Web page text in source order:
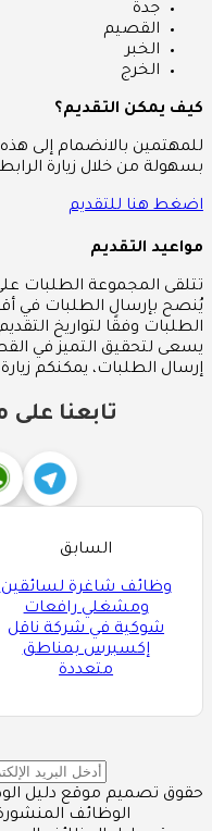
جدة
القصيم
الخبر
الخرج
كيف يمكن التقديم؟
للمهتمين بالانضمام إلى
بسهولة من خلال زيارة الرابط
اضغط هنا للتقديم
مواعيد التقديم
تتلقى المجموعة الطلبات على
يُنصح بإرسال الطلبات في
الطلبات وفقًا لتواريخ
يسعى لتحقيق التميز في
إرسال الطلبات، يمكنكم
تابعنا على
السابق
وظائف شاغرة لسائقين
ومشغلي رافعات
شوكية في شركة ناقل
إكسبرس بمناطق
متعددة
الوظائف